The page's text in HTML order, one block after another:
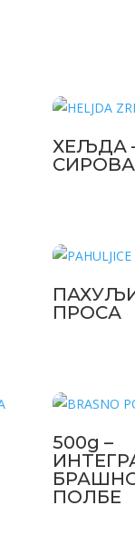
ХЕЉДА
СИРОВА
ПРОСА
500g –
ПОЛБЕ